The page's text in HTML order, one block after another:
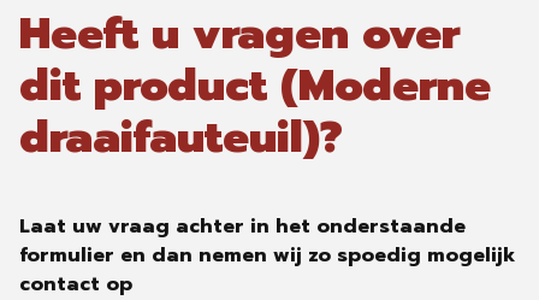
Heeft u vragen over
dit product (Moderne
draaifauteuil)?
Laat uw vraag achter in het onderstaande
formulier en dan nemen wij zo spoedig mogelijk
contact op